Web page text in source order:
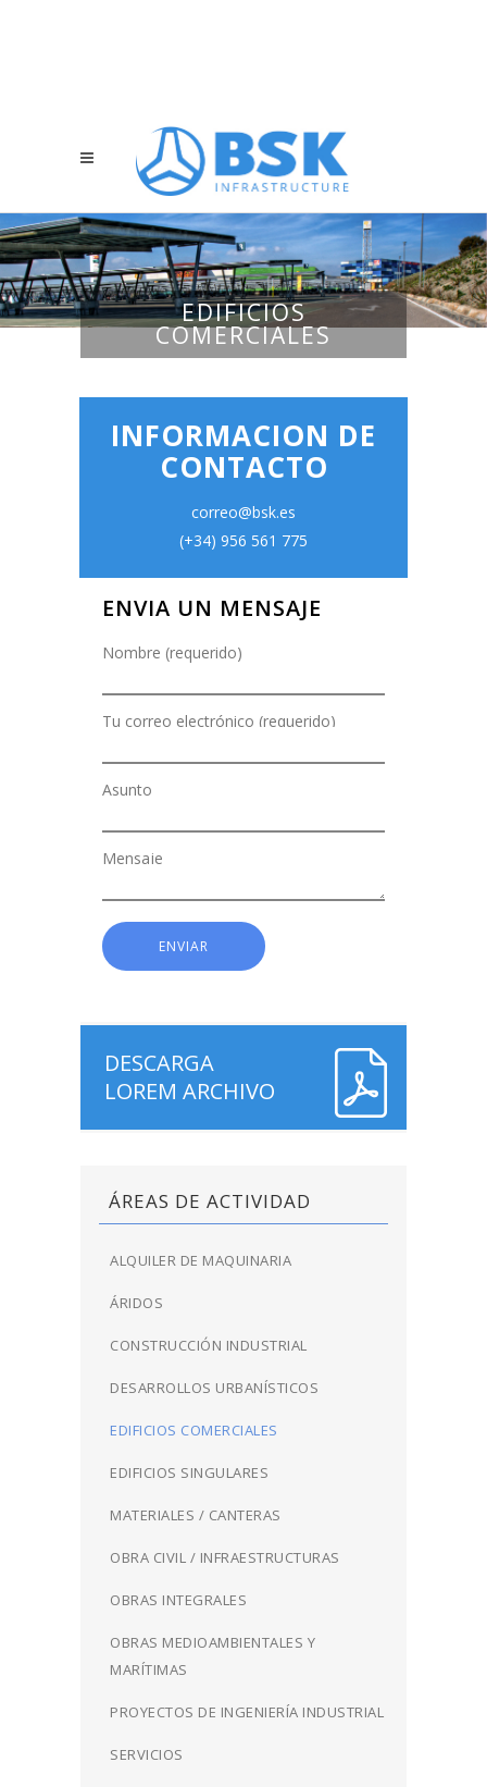
EDIFICIOS
COMERCIALES
INFORMACION DE
CONTACTO
correo@bsk.es
(+34) 956 561 775
ENVIA UN MENSAJE
Nombre (requerido)
Tu correo electrónico (requerido)
Asunto
Mensaje
DESCARGA
LOREM ARCHIVO
ÁREAS DE ACTIVIDAD
ALQUILER DE MAQUINARIA
ÁRIDOS
CONSTRUCCIÓN INDUSTRIAL
DESARROLLOS URBANÍSTICOS
EDIFICIOS COMERCIALES
EDIFICIOS SINGULARES
MATERIALES / CANTERAS
OBRA CIVIL / INFRAESTRUCTURAS
OBRAS INTEGRALES
OBRAS MEDIOAMBIENTALES Y
MARÍTIMAS
PROYECTOS DE INGENIERÍA INDUSTRIAL
SERVICIOS